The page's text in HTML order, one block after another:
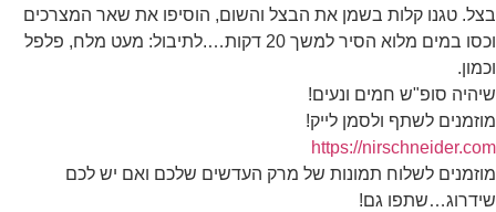
בצל. טגנו קלות בשמן את הבצל והשום, הוסיפו את שאר המצרכים
וכסו במים מלוא הסיר למשך 20 דקות….לתיבול: מעט מלח, פלפל
וכמון.
שיהיה סופ"ש חמים ונעים!
מוזמנים לשתף ולסמן לייק!
https://nirschneider.com
מוזמנים לשלוח תמונות של מרק העדשים שלכם ואם יש לכם
שידרוג…שתפו גם!